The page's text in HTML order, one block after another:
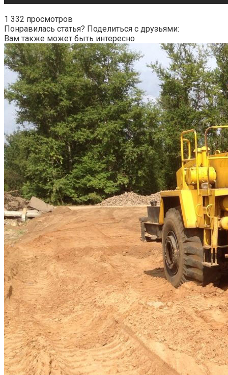
1 332 просмотров
Понравилась статья? Поделиться с друзьями:
Вам также может быть интересно